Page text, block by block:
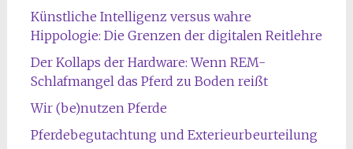
Künstliche Intelligenz versus wahre
Hippologie: Die Grenzen der digitalen Reitlehre
Der Kollaps der Hardware: Wenn REM-
Schlafmangel das Pferd zu Boden reißt
Wir (be)nutzen Pferde
Pferdebegutachtung und Exterieurbeurteilung